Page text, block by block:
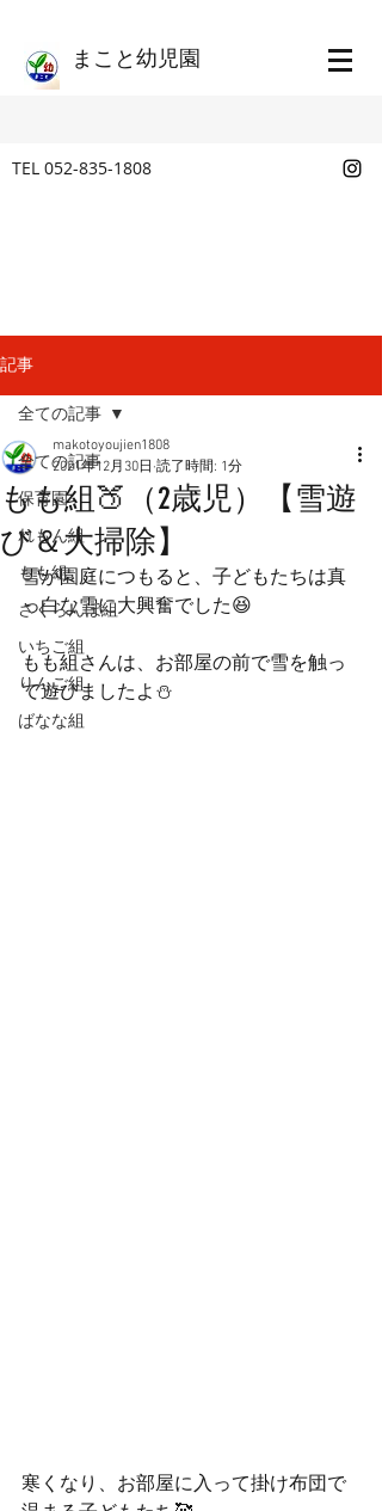
​まこと幼児園
TEL 052-835-1808
記事
全ての記事
保育園
れもん組
もも組
さくらんぼ組
いちご組
りんご組
ばなな組
全ての記事
もも組🍑（2歳児）【雪遊
び＆大掃除】
makotoyoujien1808
2021年12月30日 読了時間: 1分
雪が園庭につもると、子どもたちは真
っ白な雪に大興奮でした😆
もも組さんは、お部屋の前で雪を触っ
て遊びましたよ⛄
寒くなり、お部屋に入って掛け布団で